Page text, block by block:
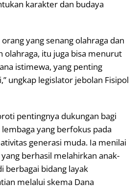
karakter dan budaya
yang senang olahraga dan
olahraga, itu juga bisa menurut
istimewa, yang penting
ungkap legislator jebolan Fisipol
pentingnya dukungan bagi
yang berfokus pada
generasi muda. Ia menilai
berhasil melahirkan anak-
berbagai bidang layak
melalui skema Dana